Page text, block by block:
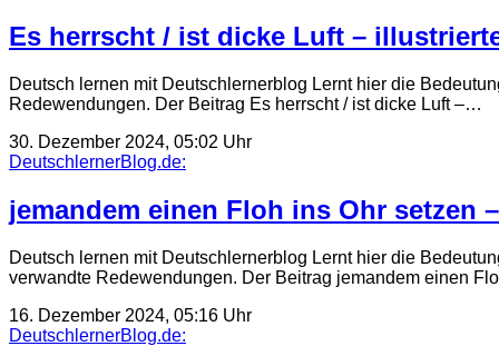
Es herrscht / ist dicke Luft –
Deutsch lernen mit Deutschlernerblog Lernt hier die
Redewendungen. Der Beitrag Es herrscht / ist dicke Luft –…
30. Dezember 2024, 05:02 Uhr
DeutschlernerBlog.de:
jemandem einen Floh ins Ohr setzen
Deutsch lernen mit Deutschlernerblog Lernt hier die
verwandte Redewendungen. Der Beitrag jemandem einen
16. Dezember 2024, 05:16 Uhr
DeutschlernerBlog.de: